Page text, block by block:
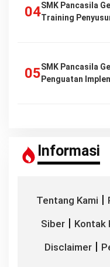
SMK Pancasila
Training
SMK Pancasila
Penguatan
Informasi
Tentang Kami |
Siber | Kontak
Disclaimer|